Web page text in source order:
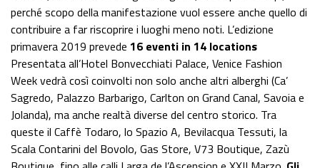
perché scopo della manifestazione vuol essere anche quello di
contribuire a far riscoprire i luoghi meno noti. L’edizione
primavera 2019 prevede 16 eventi in 14 locations
Presentata all’Hotel Bonvecchiati Palace, Venice Fashion
Week vedrà così coinvolti non solo anche altri alberghi (Ca’
Sagredo, Palazzo Barbarigo, Carlton on Grand Canal, Savoia e
Jolanda), ma anche realtà diverse del centro storico. Tra
queste il Caffè Todaro, lo Spazio A, Bevilacqua Tessuti, la
Scala Contarini del Bovolo, Gas Store, V73 Boutique, Zazù